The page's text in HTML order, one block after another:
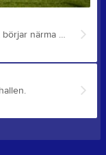
Sommaren är fortfarande i full gång, men det börjar närma sig starten på badmintonsäsongen. Vi drar igång träningarna vecka 34, samma vecka som skolorna startar, och kallelse till säsongens första träning har redan skickats ut. Sommarens motionstid på torsdagar har ett tillfälle kvar, den 13 augusti. Träningen nästa vecka är inställd på grund av annan verksamhet i Gröndalshallen. Från och med vecka 34 återgår vi till ordinarie motionstid på lördagar. Kommunen har justerat vår halltid något inför säsongen, vilket innebär att motionstiden kommer att vara kl. 09.00-11.30 varje lördag från och med den 22 augusti.